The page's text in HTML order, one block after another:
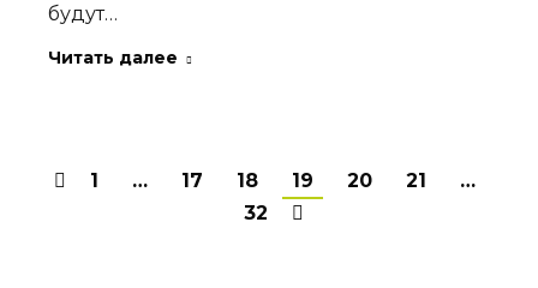
будут…
Читать далее
1 … 17 18 19 20 21
…
32